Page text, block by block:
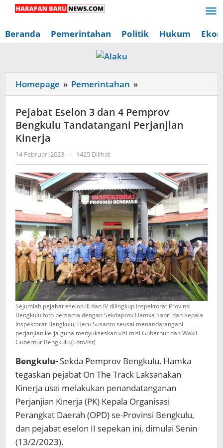
Lewati
konten
Beranda Pemerintahan Politik Hukum
Homepage » Pemerintahan »
Eselon
3
dan
Tandatangani
Perjanjian
Kinerja
Pejabat Eselon 3 dan 4 Pemprov
Bengkulu Tandatangani Perjanjian
Kinerja
14 Februari 2023 oleh
Redaksi
Harapan
Baru
News
- 1425 Dilihat
Sejumlah pejabat eselon III dan IV dilingkup Inspektorat Provinsi
Bengkulu foto bersama dengan Sekdaprov Hamka Sabri dan Kepala
Inspektorat Bengkulu, Heru Susanto seusai menandatangani
perjanjian kerja guna menyukseskan visi misi Gubernur dan Wakil
Gubernur Bengkulu.(Foto/Ist)
Bengkulu- Sekda Pemprov Bengkulu, Hamka
tegaskan pejabat On The Track Laksanakan
Kinerja usai melakukan penandatanganan
Perjanjian Kinerja (PK) Kepala Organisasi
Perangkat Daerah (OPD) se-Provinsi Bengkulu,
dan pejabat eselon II sepekan ini, dimulai Senin
(13/2/2023).